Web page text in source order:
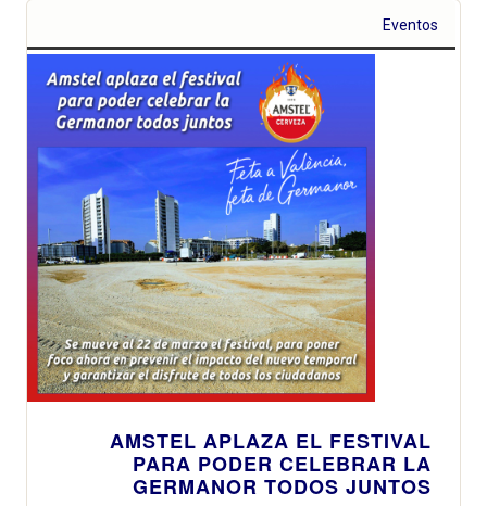
Eventos
AMSTEL APLAZA EL FESTIVAL
PARA PODER CELEBRAR LA
GERMANOR TODOS JUNTOS